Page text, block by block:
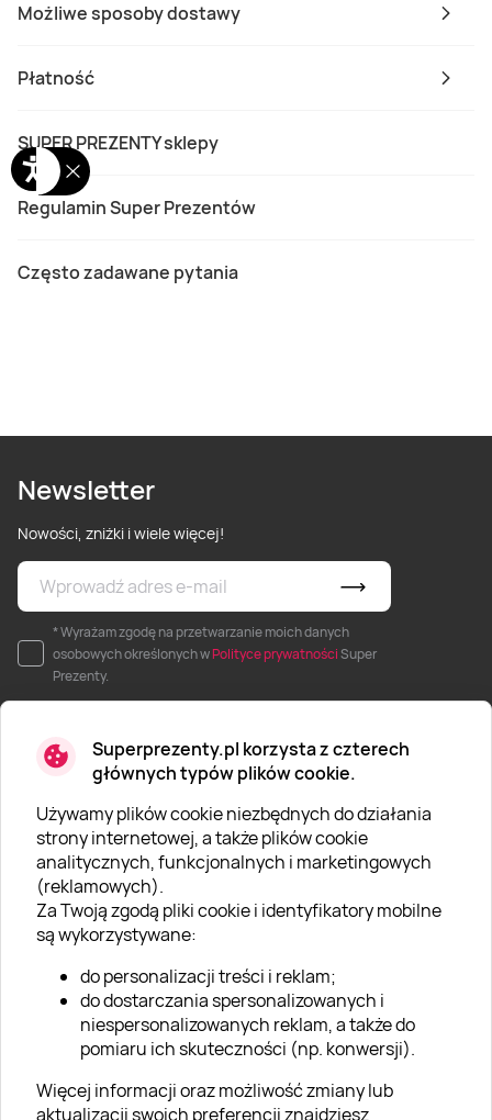
Superprezenty.pl korzysta z czterech
głównych typów plików cookie.
Używamy plików cookie niezbędnych do działania
strony internetowej, a także plików cookie
analitycznych, funkcjonalnych i marketingowych
(reklamowych).
Za Twoją zgodą pliki cookie i identyfikatory mobilne
są wykorzystywane:
do personalizacji treści i reklam;
do dostarczania spersonalizowanych i
niespersonalizowanych reklam, a także do
pomiaru ich skuteczności (np. konwersji).
Więcej informacji oraz możliwość zmiany lub
aktualizacji swoich preferencji znajdziesz
Możliwe sposoby dostawy
Płatność
SUPER PREZENTY sklepy
Regulamin Super Prezentów
Często zadawane pytania
Newsletter
Nowości, zniżki i wiele więcej!
* Wyrażam zgodę na przetwarzanie moich danych
osobowych określonych wPolityce prywatnościSuper
Prezenty.
O SUPERPREZENTY
O nas
Aktualności
Kariera w Super Prezentach
Klub Lojalnościowy
Dodaj recenzję